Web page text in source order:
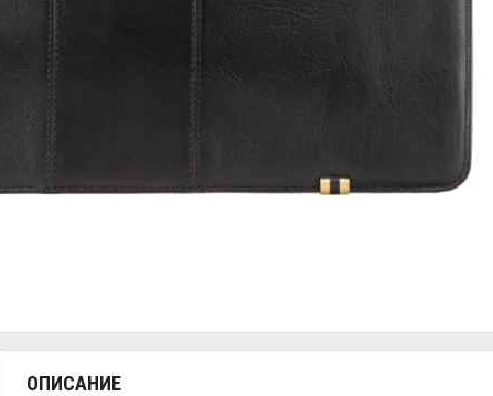
ОПИСАНИЕ